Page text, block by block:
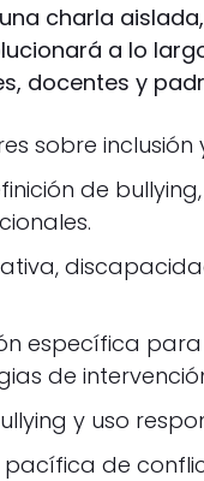
charla
a lo
docentes y
sobre inclusión
de
específica
de
y uso
pacífica de